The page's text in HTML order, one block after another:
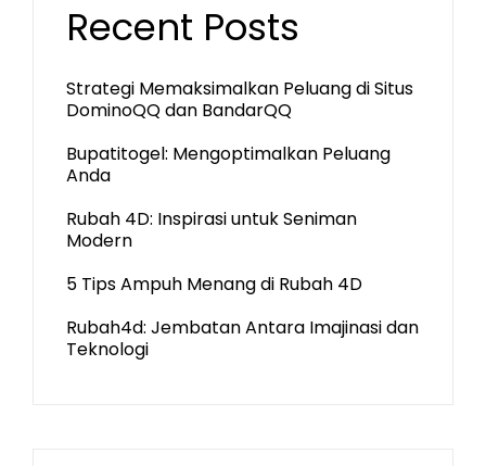
Recent Posts
Strategi Memaksimalkan Peluang di Situs
DominoQQ dan BandarQQ
Bupatitogel: Mengoptimalkan Peluang
Anda
Rubah 4D: Inspirasi untuk Seniman
Modern
5 Tips Ampuh Menang di Rubah 4D
Rubah4d: Jembatan Antara Imajinasi dan
Teknologi